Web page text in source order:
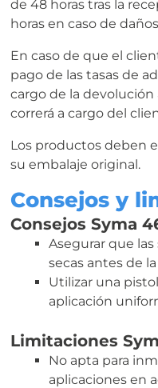
de 48 horas tras la
horas en caso de
En caso de que el
pago de las tasas de
cargo de la
correrá a cargo del
Los productos deben
su embalaje original.
Consejos y
Consejos Syma
Asegurar que
secas antes de
Utilizar una
aplicación
Limitaciones
No apta para
aplicaciones en